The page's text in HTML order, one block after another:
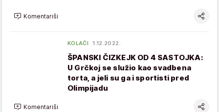
Komentariši
KOLAČI 1.12.2022.
ŠPANSKI ČIZKEJK OD 4 SASTOJKA:
U Grčkoj se služio kao svadbena
torta, a jeli su ga i sportisti pred
Olimpijadu
Komentariši